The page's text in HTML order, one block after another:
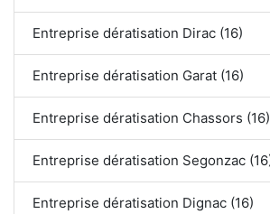
Entreprise dératisation Dirac (16)
Entreprise dératisation Garat (16)
Entreprise dératisation Chassors (16)
Entreprise dératisation Segonzac
Entreprise dératisation Dignac (16)